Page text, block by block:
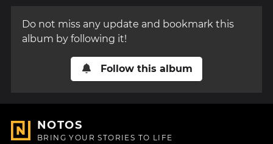
Do not miss any update and bookmark this
album by following it!
Follow this album
NOTOS
BRING YOUR STORIES TO LIFE